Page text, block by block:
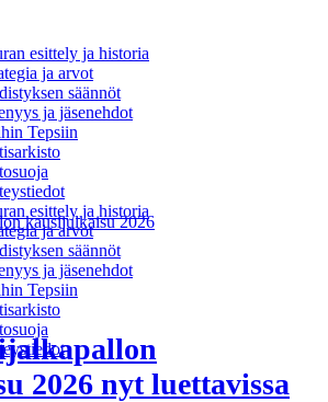
esittely ja historia
ja arvot
säännöt
ja jäsenehdot
Tepsiin
esittely ja historia
ja arvot
säännöt
ja jäsenehdot
Tepsiin
2026 nyt luettavissa